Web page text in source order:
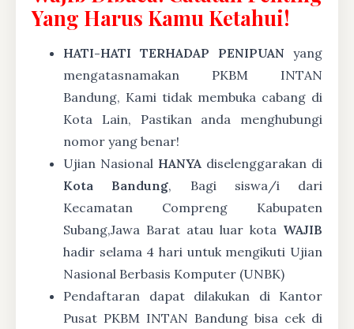
Yang Harus Kamu Ketahui!
HATI-HATI TERHADAP PENIPUAN yang
mengatasnamakan PKBM INTAN
Bandung, Kami tidak membuka cabang di
Kota Lain, Pastikan anda menghubungi
nomor yang benar!
Ujian Nasional HANYA diselenggarakan di
Kota Bandung, Bagi siswa/i dari
Kecamatan Compreng Kabupaten
Subang,Jawa Barat atau luar kota WAJIB
hadir selama 4 hari untuk mengikuti Ujian
Nasional Berbasis Komputer (UNBK)
Pendaftaran dapat dilakukan di Kantor
Pusat PKBM INTAN Bandung bisa cek di